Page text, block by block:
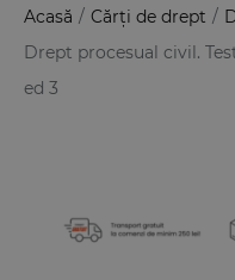
Acasă / Cărți de drept /
Drept procesual civil.
ed 3